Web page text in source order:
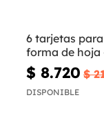
6 tarjetas
forma de hoja
$ 8.720 $
DISPONIBLE